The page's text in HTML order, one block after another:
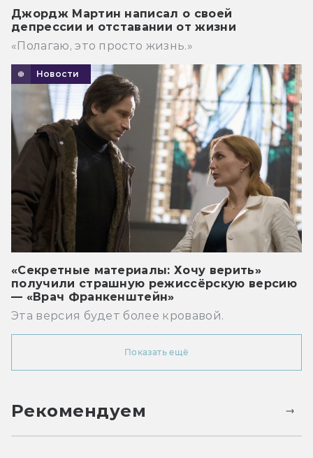
Джордж Мартин написал о своей
депрессии и отставании от жизни
«Полагаю, это просто жизнь.»
Новости
«Секретные материалы: Хочу верить»
получили страшную режиссёрскую версию
— «Врач Франкенштейн»
Эта версия будет более кровавой.
Показать ещё
Рекомендуем